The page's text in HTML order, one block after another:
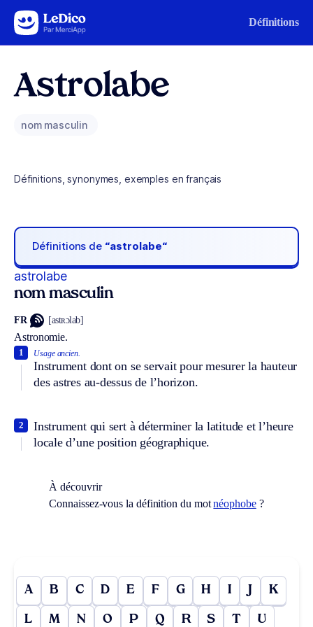
Aller au contenu Définitions
Astrolabe
nom masculin
Définitions, synonymes, exemples en français
Définitions de “astrolabe“
astrolabe
nom masculin
FR [astʀɔlab]
Astronomie.
Usage ancien.
Instrument dont on se servait pour mesurer la hauteur
des astres au-dessus de l’horizon.
1
Instrument qui sert à déterminer la latitude et l’heure
locale d’une position géographique.
2
À découvrir
Connaissez-vous la définition du motnéophobe?
A B C D E F G H I J K
L M N O P Q R S T U